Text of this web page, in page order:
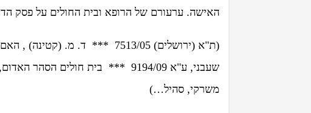
האישה. ערעורם של הרופא ובית החולים על פסק
(ת"א (ירושלים) 7513/05 *** ד.
שעבני, ע"א 9194/09 *** בית חולים
משרקי, סהיל…)